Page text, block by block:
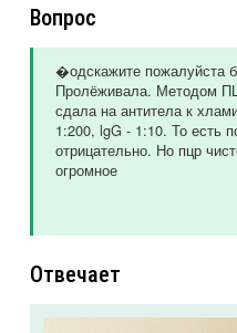
Вопрос
�одскажите пожалуйста
Пролёживала. Методом
сдала на антитела к
1:200, lgG - 1:10. То есть
отрицательно. Но пцр
огромное
Отвечает